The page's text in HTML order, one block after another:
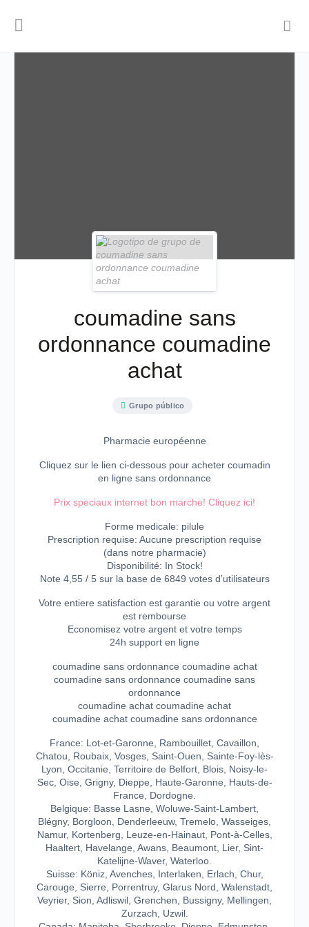
coumadine sans
ordonnance coumadine
achat
Grupo público
Pharmacie européenne
Cliquez sur le lien ci-dessous pour acheter coumadin
en ligne sans ordonnance
Prix speciaux internet bon marche! Cliquez ici!
Forme medicale: pilule
Prescription requise: Aucune prescription requise
(dans notre pharmacie)
Disponibilité: In Stock!
Note 4,55 / 5 sur la base de 6849 votes d’utilisateurs
Votre entiere satisfaction est garantie ou votre argent
est rembourse
Economisez votre argent et votre temps
24h support en ligne
coumadine sans ordonnance coumadine achat
coumadine sans ordonnance coumadine sans
ordonnance
coumadine achat coumadine achat
coumadine achat coumadine sans ordonnance
France: Lot-et-Garonne, Rambouillet, Cavaillon,
Chatou, Roubaix, Vosges, Saint-Ouen, Sainte-Foy-lès-
Lyon, Occitanie, Territoire de Belfort, Blois, Noisy-le-
Sec, Oise, Grigny, Dieppe, Haute-Garonne, Hauts-de-
France, Dordogne.
Belgique: Basse Lasne, Woluwe-Saint-Lambert,
Blégny, Borgloon, Denderleeuw, Tremelo, Wasseiges,
Namur, Kortenberg, Leuze-en-Hainaut, Pont-à-Celles,
Haaltert, Havelange, Awans, Beaumont, Lier, Sint-
Katelijne-Waver, Waterloo.
Suisse: Köniz, Avenches, Interlaken, Erlach, Chur,
Carouge, Sierre, Porrentruy, Glarus Nord, Walenstadt,
Veyrier, Sion, Adliswil, Grenchen, Bussigny, Mellingen,
Zurzach, Uzwil.